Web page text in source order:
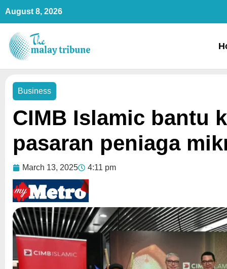
Skip
content
August 8, 2026
Business
CIMB Islamic bantu
pasaran peniaga
March 13, 2025 4:11 pm